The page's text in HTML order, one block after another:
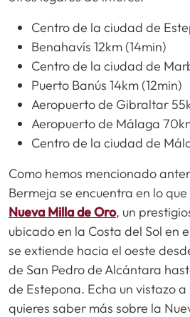
Centro de la ciudad de
Benahavís 12km (14min)
Centro de la ciudad de
Puerto Banús 14km (12min)
Aeropuerto de Gibraltar
Aeropuerto de Málaga
Centro de la ciudad de
Como hemos mencionado
Bermeja se encuentra en lo
Nueva Milla de Oro, un
ubicado en la Costa del Sol en
se extiende hacia el oeste
de San Pedro de Alcántara
de Estepona. Echa un vistazo a
quieres saber más sobre la